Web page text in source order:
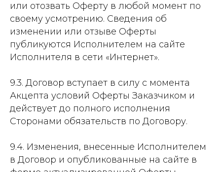
или отозвать Оферту в любой момент по
своему усмотрению. Сведения об
изменении или отзыве Оферты
публикуются Исполнителем на сайте
Исполнителя в сети «Интернет».
9.3. Договор вступает в силу с момента
Акцепта условий Оферты Заказчиком и
действует до полного исполнения
Сторонами обязательств по Договору.
9.4. Изменения, внесенные Исполнителем
в Договор и опубликованные на сайте в